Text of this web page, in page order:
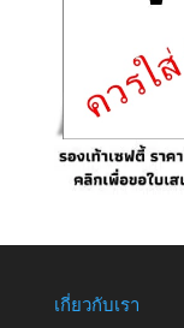
เกี่ยวกับเรา